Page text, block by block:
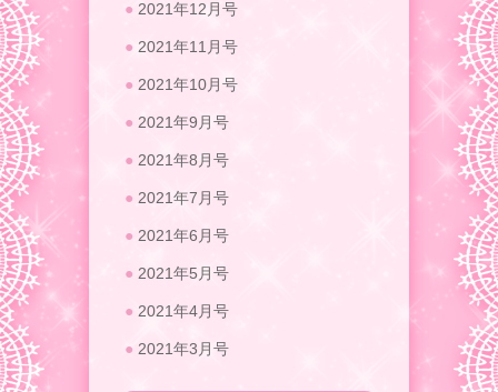
2021年12月号
2021年11月号
2021年10月号
2021年9月号
2021年8月号
2021年7月号
2021年6月号
2021年5月号
2021年4月号
2021年3月号